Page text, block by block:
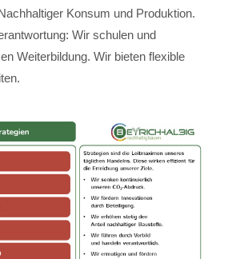
Konsum und Produktion.
Wir schulen und
Weiterbildung. Wir bieten flexible